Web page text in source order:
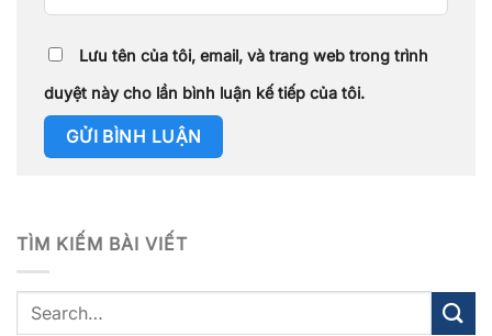
Lưu tên của tôi, email, và trang web trong trình
duyệt này cho lần bình luận kế tiếp của tôi.
TÌM KIẾM BÀI VIẾT